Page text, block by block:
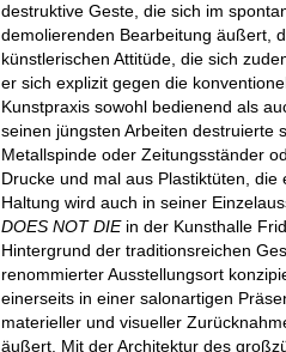
destruktive Geste, die sich im
demolierenden Bearbeitung äußert,
künstlerischen Attitüde, die sich
er sich explizit gegen die
Kunstpraxis sowohl bedienend als
seinen jüngsten Arbeiten destruierte
Metallspinde oder Zeitungsständer
Drucke und mal aus Plastiktüten,
Haltung wird auch in seiner
DOES NOT DIEin der Kunsthalle
Hintergrund der traditionsreichen
renommierter Ausstellungsort
einerseits in einer salonartigen
materieller und visueller
äußert. Mit der Architektur des